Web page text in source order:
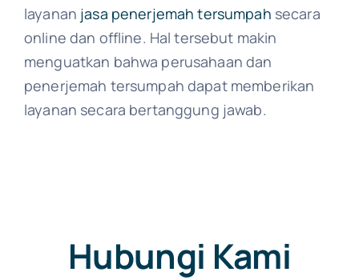
layanan jasa penerjemah tersumpah secara
online dan offline. Hal tersebut makin
menguatkan bahwa perusahaan dan
penerjemah tersumpah dapat memberikan
layanan secara bertanggung jawab.
Hubungi Kami